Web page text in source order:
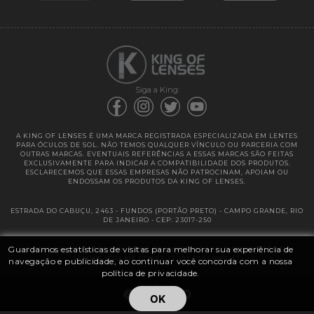
Guardamos estatísticas de visitas para melhorar sua experiência de
navegação e publicidade, ao continuar você concorda com a nossa
política de privacidade.
OK
Siga a King:
A KING OF LENSES É UMA MARCA REGISTRADA ESPECIALIZADA EM LENTES
PARA ÓCULOS DE SOL. NÃO TEMOS QUALQUER VÍNCULO OU PARCERIA COM
OUTRAS MARCAS. EVENTUAIS REFERÊNCIAS A ESSAS MARCAS SÃO FEITAS
EXCLUSIVAMENTE PARA INDICAR A COMPATIBILIDADE DOS PRODUTOS.
ESCLARECEMOS QUE ESSAS EMPRESAS NÃO PATROCINAM, APOIAM OU
ENDOSSAM OS PRODUTOS DA KING OF LENSES.
ESTRADA DO CABUÇU, 2463 - FUNDOS (PORTÃO PRETO) - CAMPO GRANDE, RIO
DE JANEIRO - CEP: 23017-250
@ 2025 | KING OF LENSES - KING OF IMPORTAÇÃO E DISTRIBUIÇÃO DE
LENTES LTDA ME | CNPJ: 13.682.533 / 0001-42